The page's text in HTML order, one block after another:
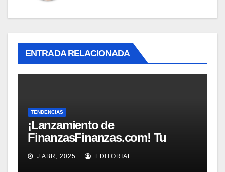
ENTRADA RELACIONADA
TENDENCIAS
¡Lanzamiento de
FinanzasFinanzas.com! Tu
nueva fuente confiable de
educación financiera
J ABR, 2025 EDITORIAL